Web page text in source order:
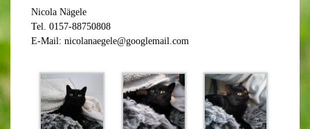
Nicola Nägele
Tel. 0157-88750808
E-Mail: nicolanaegele@googlemail.com